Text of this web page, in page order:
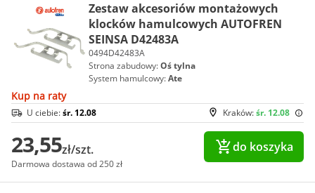
Zestaw akcesoriów montażowych
klocków hamulcowych AUTOFREN
SEINSA D42483A
0494D42483A
Strona zabudowy:Oś tylna
System hamulcowy:Ate
Kup na raty
Kraków:śr. 12.08
U ciebie:śr. 12.08
23,55zł/szt.
Darmowa dostawa od 250 zł
do koszyka